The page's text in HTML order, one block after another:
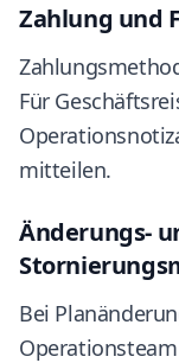
Zahlung und
Für
mitteilen.
Änderungs-
Bei